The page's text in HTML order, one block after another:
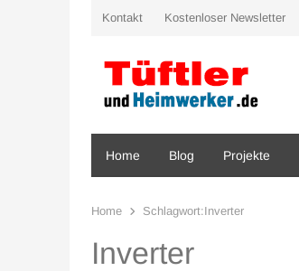
Kontakt Kostenloser Newsletter
Home Blog Projekte
Home Schlagwort:Inverter
Inverter